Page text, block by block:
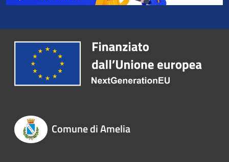
Comune di Amelia